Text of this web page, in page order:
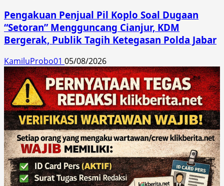
Pengakuan Penjual Pil Koplo Soal Dugaan
“Setoran” Mengguncang Cianjur, KDM
Bergerak, Publik Tagih Ketegasan Polda Jabar
KamiluProbo01 05/08/2026